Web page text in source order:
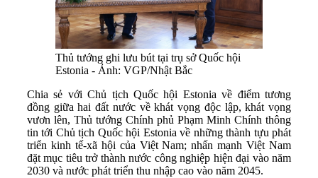
Thủ tướng ghi lưu bút tại trụ sở Quốc hội
Estonia - Ảnh: VGP/Nhật Bắc
Chia sẻ với Chủ tịch Quốc hội Estonia về điểm tương
đồng giữa hai đất nước về khát vọng độc lập, khát vọng
vươn lên, Thủ tướng Chính phủ Phạm Minh Chính thông
tin tới Chủ tịch Quốc hội Estonia về những thành tựu phát
triển kinh tế-xã hội của Việt Nam; nhấn mạnh Việt Nam
đặt mục tiêu trở thành nước công nghiệp hiện đại vào năm
2030 và nước phát triển thu nhập cao vào năm 2045.